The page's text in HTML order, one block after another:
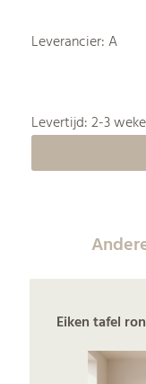
Leverancier: A
Levertijd: 2-3
Eiken tafel